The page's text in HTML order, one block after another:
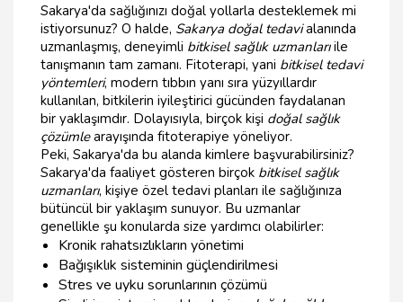
Sakarya'da sağlığınızı doğal yollarla desteklemek mi
istiyorsunuz? O halde, Sakarya doğal tedavialanında
uzmanlaşmış, deneyimli bitkisel sağlık uzmanlarıile
tanışmanın tam zamanı. Fitoterapi, yani bitkisel tedavi
yöntemleri, modern tıbbın yanı sıra yüzyıllardır
kullanılan, bitkilerin iyileştirici gücünden faydalanan
bir yaklaşımdır. Dolayısıyla, birçok kişi doğal sağlık
çözümlearayışında fitoterapiye yöneliyor.
Peki, Sakarya'da bu alanda kimlere başvurabilirsiniz?
Sakarya'da faaliyet gösteren birçok bitkisel sağlık
uzmanları, kişiye özel tedavi planları ile sağlığınıza
bütüncül bir yaklaşım sunuyor. Bu uzmanlar
genellikle şu konularda size yardımcı olabilirler:
Kronik rahatsızlıkların yönetimi
Bağışıklık sisteminin güçlendirilmesi
Stres ve uyku sorunlarının çözümü